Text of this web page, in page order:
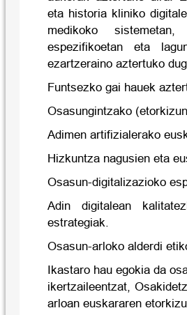
eta historia kliniko
medikoko
espezifikoetan eta
ezartzeraino aztertuko
Funtsezko gai hauek
Osasungintzako
Adimen artifizialerako
Hizkuntza nagusien eta
Osasun-digitalizazioko
Adin digitalean
estrategiak.
Osasun-arloko alderdi
Ikastaro hau egokia da
ikertzaileentzat,
arloan euskararen